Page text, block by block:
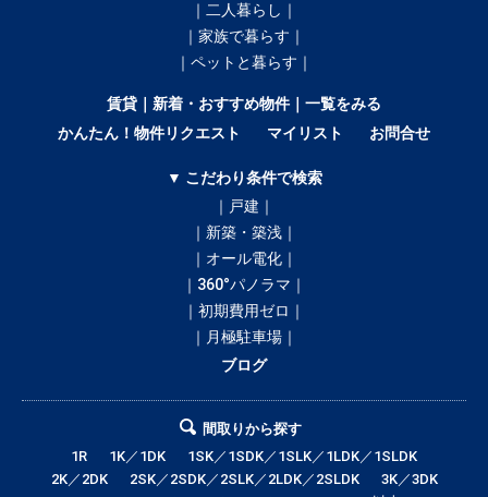
｜二人暮らし｜
｜家族で暮らす｜
｜ペットと暮らす｜
賃貸｜新着・おすすめ物件｜一覧をみる
かんたん！物件リクエスト
マイリスト お問合せ
▼ こだわり条件で検索
｜戸建｜
｜新築・築浅｜
｜オール電化｜
｜360°パノラマ｜
｜初期費用ゼロ｜
｜月極駐車場｜
ブログ
間取りから探す
1R
1K／1DK
1SK／1SDK／1SLK／1LDK／1SLDK
2K／2DK
2SK／2SDK／2SLK／2LDK／2SLDK
3K／3DK